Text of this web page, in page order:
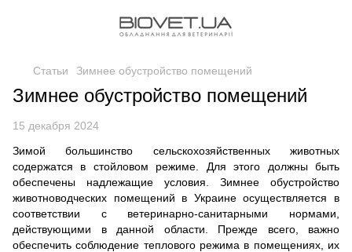
Статьи Зимнее обустройство помещений
Зимнее обустройство помещений
15 декабря 2024
Зимой большинство сельскохозяйственных животных
содержатся в стойловом режиме. Для этого должны быть
обеспечены надлежащие условия. Зимнее обустройство
животноводческих помещений в Украине осуществляется в
соответствии с ветеринарно-санитарными нормами,
действующими в данной области. Прежде всего, важно
обеспечить соблюдение теплового режима в помещениях, их